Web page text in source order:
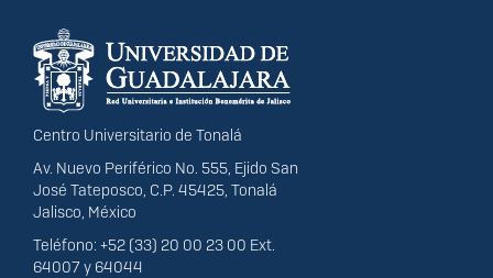
Información del
portal
Centro Universitario de Tonalá
Av. Nuevo Periférico No. 555, Ejido San
José Tateposco, C.P. 45425, Tonalá
Jalisco, México
Teléfono: +52 (33) 20 00 23 00 Ext.
64007 y 64044